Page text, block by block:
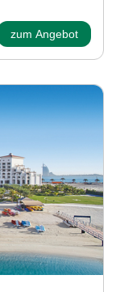
zum Angebot